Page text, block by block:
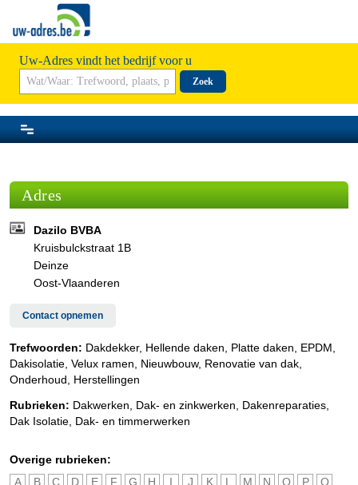
Uw-Adres vindt het bedrijf voor u
Zoek
Adres
Dazilo BVBA
Kruisbulckstraat 1B
Deinze
Oost-Vlaanderen
Contact opnemen
Trefwoorden: Dakdekker, Hellende daken, Platte daken, EPDM,
Dakisolatie, Velux ramen, Nieuwbouw, Renovatie van dak,
Onderhoud, Herstellingen
Rubrieken: Dakwerken Dak- en zinkwerken Dakenreparaties
Dak Isolatie Dak- en timmerwerken
Overige rubrieken:
A
B C D E F G H I J K L M N O P
Q